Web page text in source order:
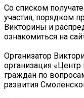
Со списком
участия, порядком
Викторины и
ознакомиться на
Организатор
организация
граждан по
развития